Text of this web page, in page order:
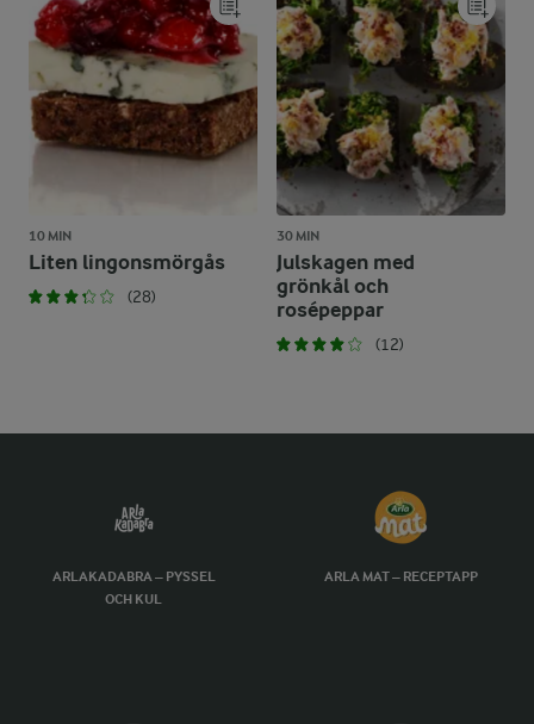
10 MIN
Liten lingonsmörgås
(28)
30 MIN
Julskagen med
grönkål och
rosépeppar
(12)
ARLAKADABRA – PYSSEL
OCH KUL
ARLA MAT – RECEPTAPP